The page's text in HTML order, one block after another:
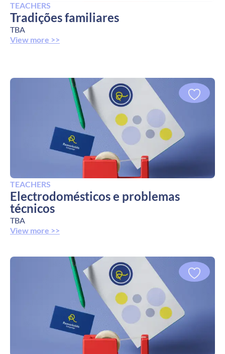
TEACHERS
Tradições familiares
TBA
View more >>
TEACHERS
Electrodomésticos e problemas
técnicos
TBA
View more >>